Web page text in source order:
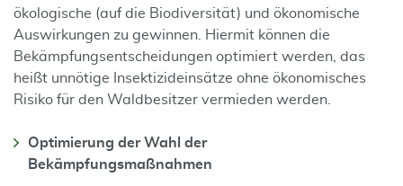
ökologische (auf die Biodiversität) und ökonomische
Auswirkungen zu gewinnen. Hiermit können die
Bekämpfungsentscheidungen optimiert werden, das
heißt unnö­tige Insektizideinsätze ohne ökonomisches
Risiko für den Waldbesitzer vermieden werden.
Optimierung der Wahl der
Bekämpfungsmaßnahmen